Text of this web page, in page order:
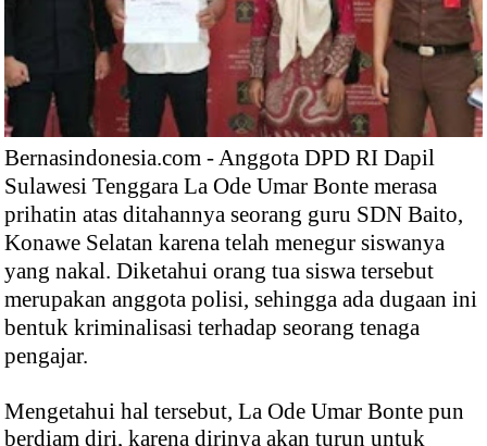
Bernasindonesia.com - Anggota DPD RI Dapil
Sulawesi Tenggara La Ode Umar Bonte merasa
prihatin atas ditahannya seorang guru SDN Baito,
Konawe Selatan karena telah menegur siswanya
yang nakal. Diketahui orang tua siswa tersebut
merupakan anggota polisi, sehingga ada dugaan ini
bentuk kriminalisasi terhadap seorang tenaga
pengajar.
Mengetahui hal tersebut, La Ode Umar Bonte pun
berdiam diri, karena dirinya akan turun untuk